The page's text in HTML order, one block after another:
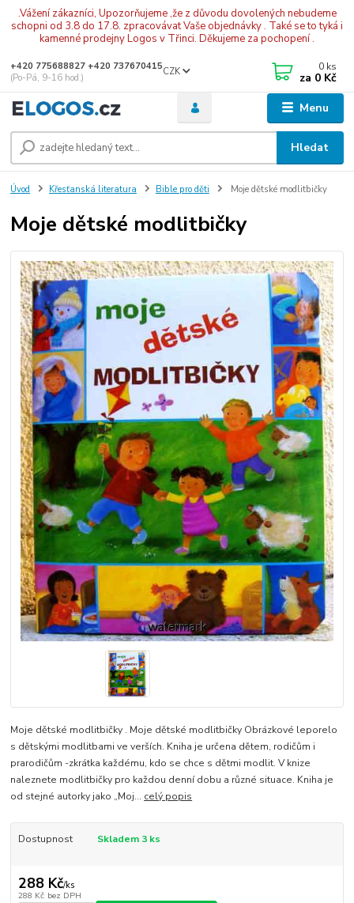
.Vážení zákazníci, Upozorňujeme ,že z důvodu dovolených nebudeme
schopni od 3.8 do 17.8. zpracovávat Vaše objednávky . Také se to tyká i
kamenné prodejny Logos v Třinci. Děkujeme za pochopení .
Menu
CZK
Hledat
+420 775688827 +420 737670415
(Po-Pá, 9-16 hod.)
0 ks
za 0 Kč
Úvod Křesťanská literatura Bible pro děti Moje dětské modlitbičky
Moje dětské modlitbičky
Moje dětské modlitbičky . Moje dětské modlitbičky Obrázkové leporelo
s dětskými modlitbami ve verších. Kniha je určena dětem, rodičům i
prarodičům -zkrátka každému, kdo se chce s dětmi modlit. V knize
naleznete modlitbičky pro každou denní dobu a různé situace. Kniha je
od stejné autorky jako „Moj... celý popis
Dostupnost Skladem 3 ks
288 Kč/ks
288 Kč bez DPH